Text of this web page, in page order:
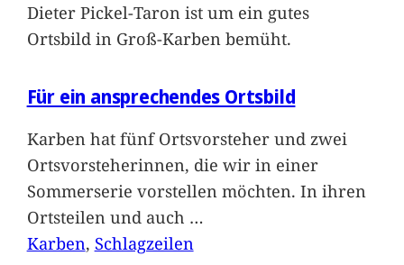
Dieter Pickel-Taron ist um ein gutes
Ortsbild in Groß-Karben bemüht.
Für ein ansprechendes Ortsbild
Karben hat fünf Ortsvorsteher und zwei
Ortsvorsteherinnen, die wir in einer
Sommerserie vorstellen möchten. In ihren
Ortsteilen und auch …
Karben, Schlagzeilen